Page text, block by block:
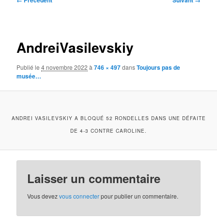
AndreiVasilevskiy
Publié le4 novembre 2022 à746 × 497dansToujours pas de
musée…
ANDREI VASILEVSKIY A BLOQUÉ 52 RONDELLES DANS UNE DÉFAITE
DE 4-3 CONTRE CAROLINE.
Laisser un commentaire
Vous devezvous connecterpour publier un commentaire.